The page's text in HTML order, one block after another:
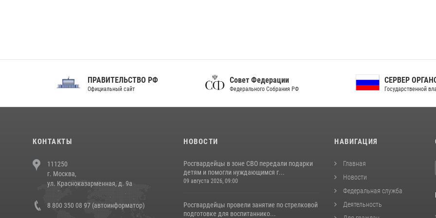
ПРАВИТЕЛЬСТВО РФ
Официальный сайт
Совет Федерации
Федерального Собрания РФ
СЕРВЕР ОРГАНОВ
Государственной власти РФ
КОНТАКТЫ
111250
г. Москва,
ул. Красноказарменная, д. 9а
8 800 350 08 97 (автоинформатор)
НОВОСТИ
Росгвардейцы в зоне СВО передали подарки
детям и помогли нуждающимся г...
09 августа 2026, 09:00
Росгвардейцы провели занятие по стрелковой
подготовке для воспитаннико...
НАВИГАЦИЯ
Главная
Новости
Федеральная служба
Деятельность